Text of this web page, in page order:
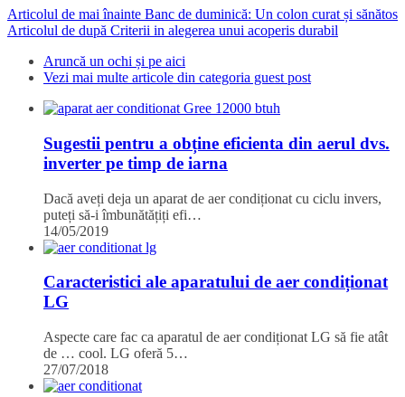
Articolul de mai înainte Banc de duminică: Un colon curat și sănătos
Articolul de după Criterii in alegerea unui acoperis durabil
Aruncă un ochi și pe aici
Vezi mai multe articole din categoria guest post
Sugestii pentru a obține eficienta din aerul dvs.
inverter pe timp de iarna
Dacă aveți deja un aparat de aer condiționat cu ciclu invers,
puteți să-i îmbunătățiți efi…
14/05/2019
Caracteristici ale aparatului de aer condiționat
LG
Aspecte care fac ca aparatul de aer condiționat LG să fie atât
de … cool. LG oferă 5…
27/07/2018